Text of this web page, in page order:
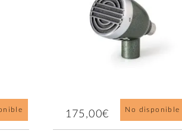
175,00€ No disponible